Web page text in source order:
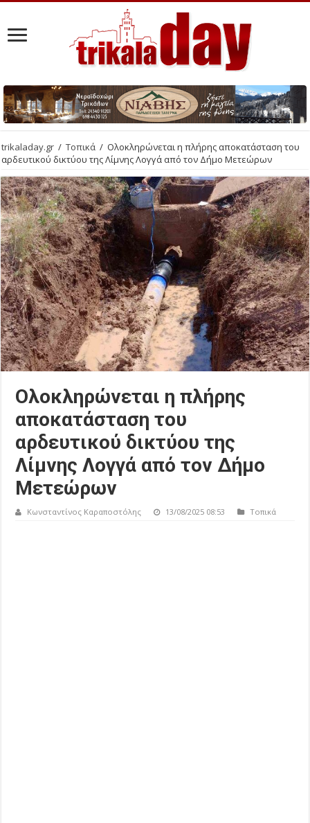
trikaladay.gr / Τοπικά / Ολοκληρώνεται η πλήρης αποκατάσταση του
αρδευτικού δικτύου της Λίμνης Λογγά από τον Δήμο Μετεώρων
Ολοκληρώνεται η πλήρης
αποκατάσταση του
αρδευτικού δικτύου της
Λίμνης Λογγά από τον Δήμο
Μετεώρων
Κωνσταντίνος Καραποστόλης 13/08/2025 08:53 Τοπικά